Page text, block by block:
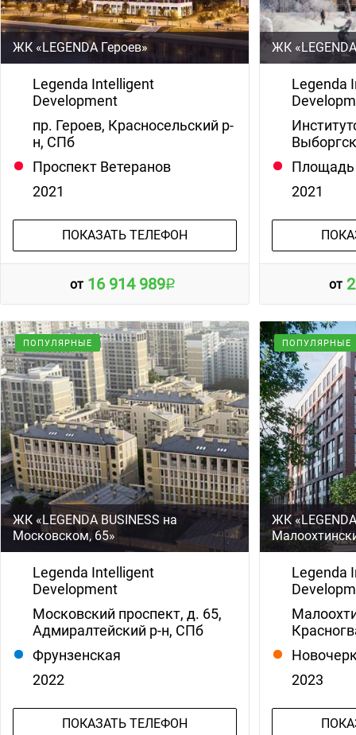
ЖК «LEGENDA Героев»
Legenda Intelligent
Development
пр. Героев, Красносельский р-
н, СПб
Проспект Ветеранов
2021
ПОКАЗАТЬ ТЕЛЕФОН
от 16 914 989
ЖК
Legenda
2021
от
ПОПУЛЯРНЫЕ
ЖК «LEGENDA BUSINESS на
Московском, 65»
Legenda Intelligent
Development
Московский проспект, д. 65,
Адмиралтейский р-н, СПб
Фрунзенская
2022
ПОКАЗАТЬ ТЕЛЕФОН
ПОПУЛЯРНЫЕ
ЖК
Legenda
2023